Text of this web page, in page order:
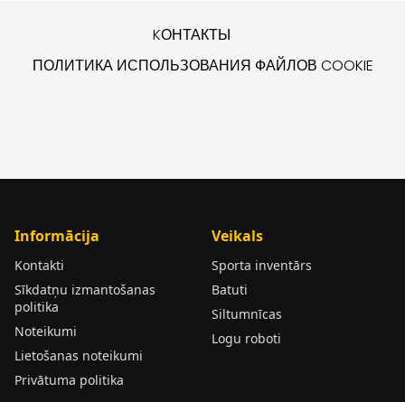
KОНТАКТЫ
ПОЛИТИКА ИСПОЛЬЗОВАНИЯ ФАЙЛОВ COOKIE
Informācija
Kontakti
Sīkdatņu izmantošanas
politika
Noteikumi
Lietošanas noteikumi
Privātuma politika
Veikals
Sporta inventārs
Batuti
Siltumnīcas
Logu roboti